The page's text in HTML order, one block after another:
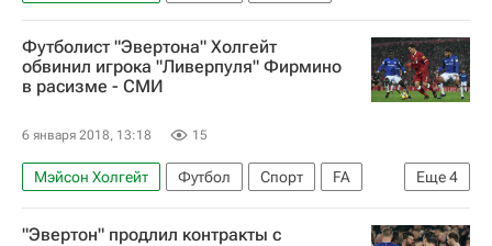
Футболист "Эвертона" Холгейт
обвинил игрока "Ливерпуля" Фирмино
в расизме - СМИ
6 января 2018, 13:18 15
Еще4
Мэйсон Холгейт Футбол Спорт
FA
Кубок Англии
Эвертон
Ливерпуль
"Эвертон" продлил контракты с